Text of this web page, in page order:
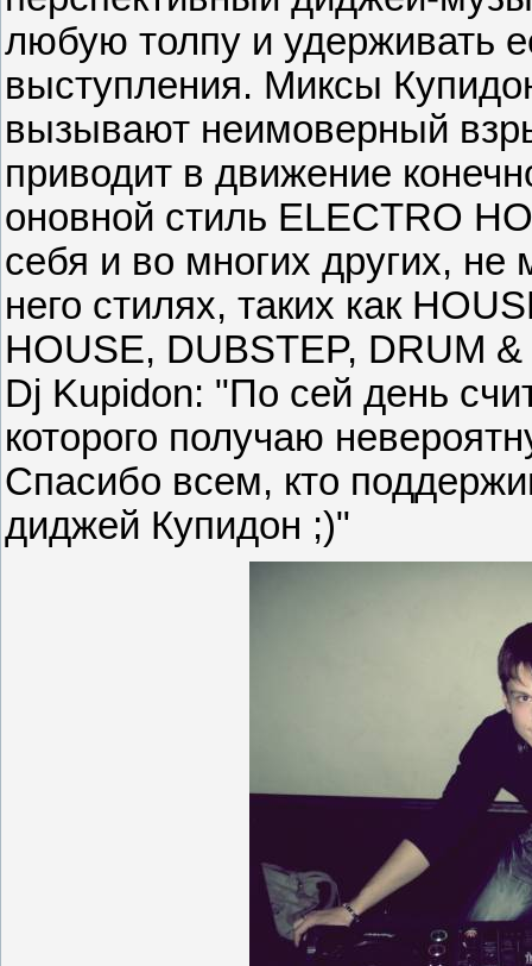
любую толпу и удерживать
выступления. Миксы
вызывают неимоверный
приводит в движение
оновной стиль ELECTRO
себя и во многих других,
него стилях, таких как
HOUSE, DUBSTEP, DRUM
Dj Kupidon: "По сей день
которого получаю
Спасибо всем, кто
диджей Купидон ;)"